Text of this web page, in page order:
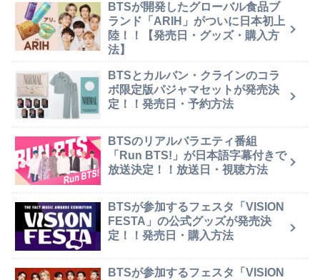
BTSが開発したグローバル食品ブ
ランド「ARIH」がついに日本初上
陸！！【発売日・グッズ・購入方
法】
BTSとカルバン・クラインのコラ
ボ限定版パジャマセットが発売決
定！！発売日・予約方法
BTSのリアルバラエティ番組
「Run BTS!」が日本語字幕付きで
放送決定！！放送日・視聴方法
BTSが参加するフェスタ「VISION
FESTA」の公式グッズが発売決
定！！発売日・購入方法
BTSが参加するフェスタ「VISION